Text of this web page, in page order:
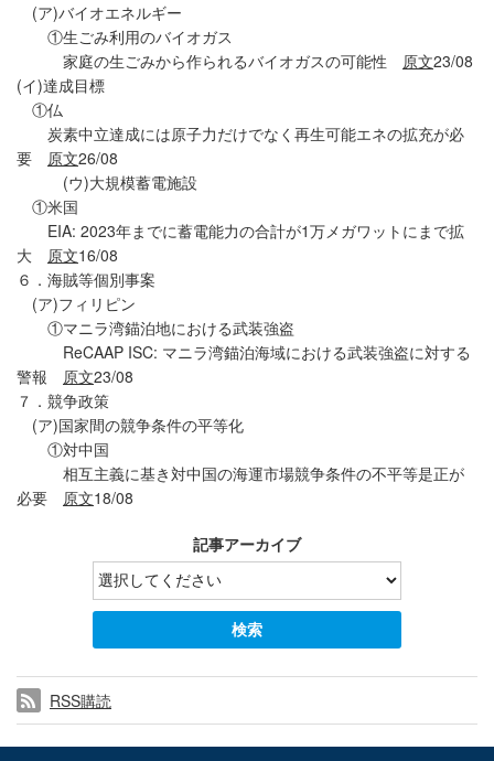
(ア)バイオエネルギー
①生ごみ利用のバイオガス
家庭の生ごみから作られるバイオガスの可能性 原文23/08
(イ)達成目標
①仏
炭素中立達成には原子力だけでなく再生可能エネの拡充が必
要 原文26/08
(ウ)大規模蓄電施設
①米国
EIA: 2023年までに蓄電能力の合計が1万メガワットにまで拡
大 原文16/08
６．海賊等個別事案
(ア)フィリピン
①マニラ湾錨泊地における武装強盗
ReCAAP ISC: マニラ湾錨泊海域における武装強盗に対する
警報 原文23/08
７．競争政策
(ア)国家間の競争条件の平等化
①対中国
相互主義に基き対中国の海運市場競争条件の不平等是正が
必要 原文18/08
記事アーカイブ
RSS購読